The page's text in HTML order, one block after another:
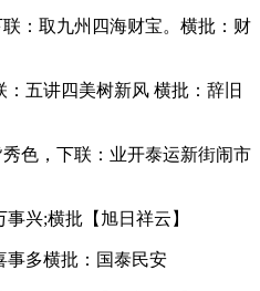
：取九州四海财宝。横批：财
五讲四美树新风 横批：辞旧
色，下联：业开泰运新街闹市
兴;横批【旭日祥云】
事多横批：国泰民安